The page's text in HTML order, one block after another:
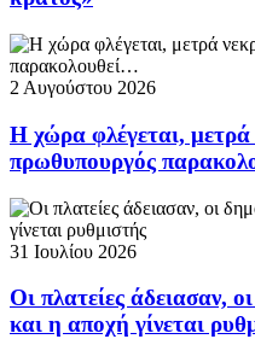
2 Αυγούστου 2026
Η χώρα φλέγεται, μετρά
πρωθυπουργός
31 Ιουλίου 2026
Οι πλατείες άδειασαν,
και η αποχή γίνεται